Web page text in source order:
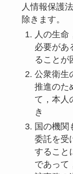
人情報保護
除きます。
人の生命
必要があ
ることが
公衆衛生
推進のた
て，本人
き
国の機関
委託を受
すること
であって